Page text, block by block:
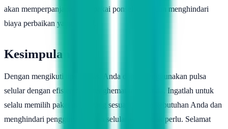
akan memperpanjang masa pakai ponsel Anda dan menghindari
biaya perbaikan yang mahal.
Kesimpulan
Dengan mengikuti tips di atas, Anda dapat menggunakan pulsa
selular dengan efisien dan menghemat uang Anda. Ingatlah untuk
selalu memilih paket pulsa yang sesuai dengan kebutuhan Anda dan
menghindari penggunaan pulsa selular yang tidak perlu. Selamat